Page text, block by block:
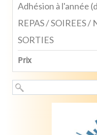
Adhésion à l'année
REPAS / SOIREES /
SORTIES
Prix